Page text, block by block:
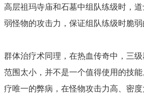
高层祖玛寺庙和石墓中组队练级时，
弱怪物的攻击力，保证组队练级时脆
群体治疗术同理，在热血传奇中，三
范围太小，并不是一个值得使用的技
疗唯一的弊病，在怪物攻击力高、密